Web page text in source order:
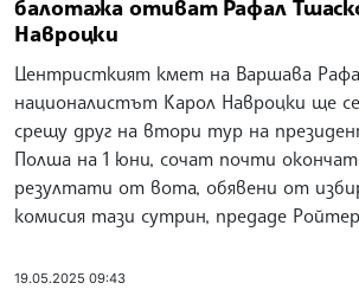
балотажа отиват Рафал
Навроцки
Центристкият кмет на Варшава
националистът Карол Навроцки ще
срещу друг на втори тур на
Полша на 1 юни, сочат почти
резултати от вота, обявени от
комисия тази сутрин, предаде
19.05.2025 09:43